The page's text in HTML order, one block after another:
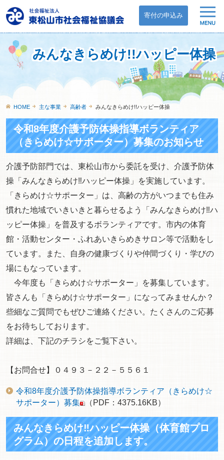
寄付の申込み
みんなきらめけ!!ハッピー体操
HOME 主な事業 高齢者 みんなきらめけ!!ハッピー体操
令和8年度介護予防体操指導ボランティア
（きらめけ☆サポーター）募集のお知らせ
介護予防部門では、東松山市から委託を受け、介護予防体
操「みんなきらめけ‼ハッピー体操」を実施しています。
「きらめけ☆サポーター」は、高齢の方がいつまでも住み
慣れた地域でいきいきと暮らせるよう「みんなきらめけ‼ハ
ッピー体操」を普及するボランティアです。市内の体育
館・活動センター・ふれあいきらめきサロン等で活動をし
ています。また、自身の健康づくりや仲間づくり・学びの
場にもなっています。
今年度も「きらめけ☆サポーター」を募集しています。
皆さんも「きらめけ☆サポーター」になってみませんか？
些細なご質問でもぜひご連絡ください。たくさんのご応募
をお待ちしております。
詳細は、下記のチラシをご覧下さい。
【お問合せ】０４９３－２２－５５６１
令和8年度介護予防体操指導ボランティア（きらめけ☆
サポーター）募集 （PDF：4375.16KB）
みんなきらめけ‼ハッピー体操（体育館プロ
グラム）の日程を追加します。